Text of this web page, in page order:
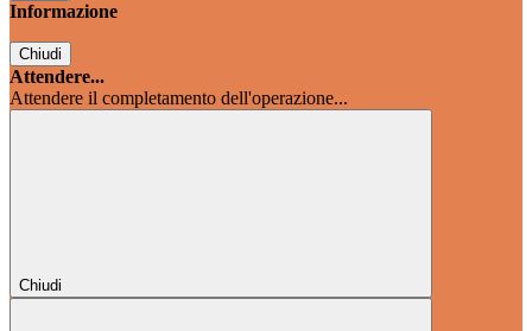
Informazione
Chiudi
Attendere...
Attendere il completamento dell'operazione...
Chiudi